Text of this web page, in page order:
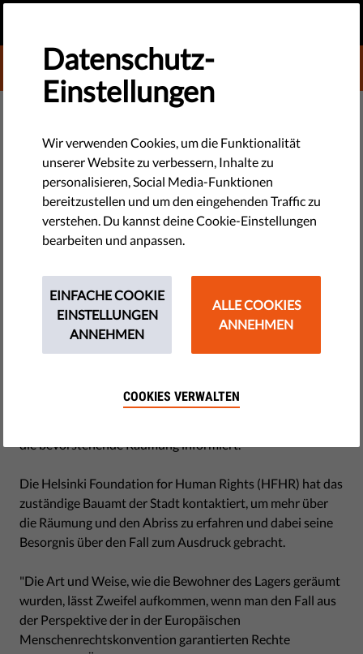
DONATE TO LIBERTIES
TECHNOLOGIE & RECHTE
Romalager in Breslau geräumt
und abgerissen
Zivilgesellschaftliche Gruppen verurteilen die
unangekündigte Zerstörung eines Romalagers in Breslau und
wie ernst in Polen der Schutz der Menschenrechte
genommen wird.
by Małgorzata Szuleka
August 20, 2015
wurde geräumt und abgerissen. Laut Medienberichten
die bevorstehende Räumung informiert.
Die Helsinki Foundation for Human Rights (HFHR) hat das
zuständige Bauamt der Stadt kontaktiert, um mehr über
die Räumung und den Abriss zu erfahren und dabei seine
Besorgnis über den Fall zum Ausdruck gebracht.
"Die Art und Weise, wie die Bewohner des Lagers geräumt
wurden, lässt Zweifel aufkommen, wenn man den Fall aus
der Perspektive der in der Europäischen
Menschenrechtskonvention garantierten Rechte
Datenschutz-
Einstellungen
Wir verwenden Cookies, um die Funktionalität
unserer Website zu verbessern, Inhalte zu
personalisieren, Social Media-Funktionen
bereitzustellen und um den eingehenden Traffic zu
verstehen. Du kannst deine Cookie-Einstellungen
bearbeiten und anpassen.
EINFACHE COOKIE
EINSTELLUNGEN
ANNEHMEN
ALLE COOKIES
ANNEHMEN
COOKIES VERWALTEN